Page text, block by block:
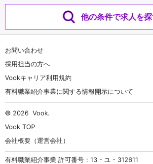
他の条件で求人を
お問い合わせ
採用担当の方へ
Vookキャリア利用規約
有料職業紹介事業に関する情報開示について
© 2026 Vook.
Vook TOP
会社概要（運営会社）
有料職業紹介事業 許可番号：13 - ユ - 312611